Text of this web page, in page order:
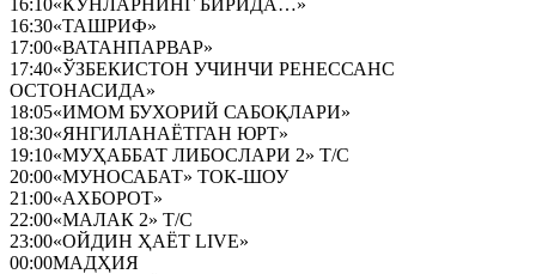
16:10«КУНЛАРНИНГ БИРИДА…»
16:30«ТАШРИФ»
17:00«ВАТАНПАРВАР»
17:40«ЎЗБЕКИСТОН УЧИНЧИ РЕНЕССАНС
ОСТОНАСИДА»
18:05«ИМОМ БУХОРИЙ САБОҚЛАРИ»
18:30«ЯНГИЛАНАЁТГАН ЮРТ»
19:10«МУҲАББАТ ЛИБОСЛАРИ 2» Т/С
20:00«МУНОСАБАТ» ТОК-ШОУ
21:00«АХБОРОТ»
22:00«МАЛАК 2» Т/С
23:00«ОЙДИН ҲАЁТ LIVE»
00:00МАДҲИЯ